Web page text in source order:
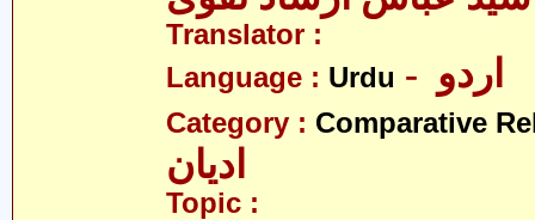
Translator :
Language : Urdu
Category : Comparative
ادیان
Topic :